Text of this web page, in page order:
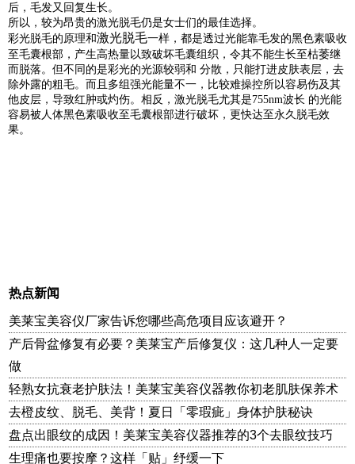
后，毛发又回复生长。
所以，较为昂贵的激光脱毛仍是女士们的最佳选择。
彩光脱毛的原理和激光脱毛一样，都是透过光能靠毛发的黑色素吸收
至毛囊根部，产生高热量以致破坏毛囊组织，令其不能生长至枯萎继
而脱落。但不同的是彩光的光源较弱和 分散，只能打进皮肤表层，去
除外露的粗毛。而且多组强光能量不一，比较难操控所以容易伤及其
他皮层，导致红肿或灼伤。相反，激光脱毛尤其是755nm波长 的光能
容易被人体黑色素吸收至毛囊根部进行破坏，更快达至永久脱毛效
果。
热点新闻
美莱宝美容仪厂家告诉您哪些高危项目应该避开？
产后骨盆修复有必要？美莱宝产后修复仪：这几种人一定要
做
轻熟女抗衰老护肤法！美莱宝美容仪器教你初老肌肤保养术
去橙皮纹、脱毛、美背！夏日「零瑕疵」身体护肤秘诀
盘点出眼纹的成因！美莱宝美容仪器推荐的3个去眼纹技巧
生理痛也要按摩？这样「贴」纾缓一下